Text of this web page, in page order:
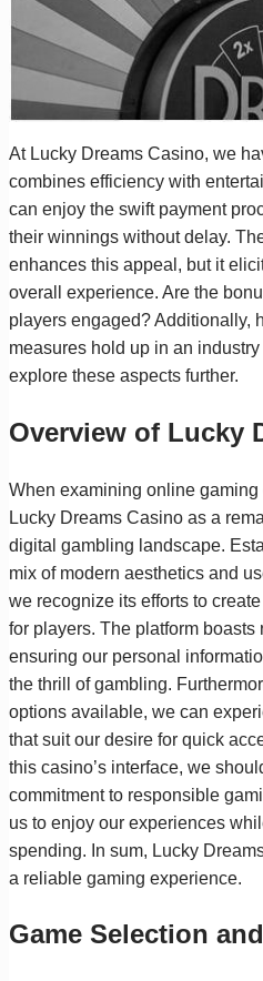
At Lucky Dreams Casino, we
combines efficiency with
can enjoy the swift payment
their winnings without delay.
enhances this appeal, but it
overall experience. Are the
players engaged? Additionally,
measures hold up in an
explore these aspects further.
Overview of Lucky
When examining online
Lucky Dreams Casino as a
digital gambling landscape.
mix of modern aesthetics and
we recognize its efforts to
for players. The platform boasts
ensuring our personal
the thrill of gambling.
options available, we can
that suit our desire for quick
this casino’s interface, we
commitment to responsible
us to enjoy our experiences
spending. In sum, Lucky
a reliable gaming experience.
Game Selection